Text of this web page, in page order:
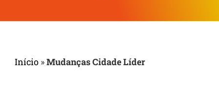
Início »Mudanças Cidade Líder